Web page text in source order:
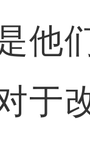
他
于